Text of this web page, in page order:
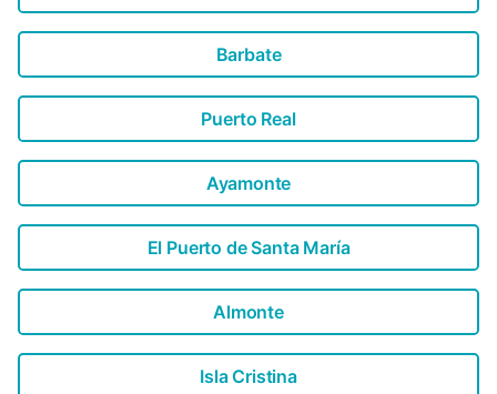
Barbate
Puerto Real
Ayamonte
El Puerto de Santa María
Almonte
Isla Cristina